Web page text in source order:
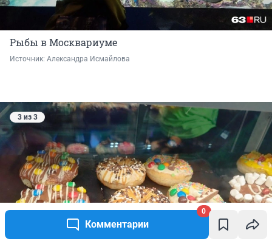
Комментарии
0
Рыбы в Москвариуме
Источник: Александра Исмайлова
3 из 3